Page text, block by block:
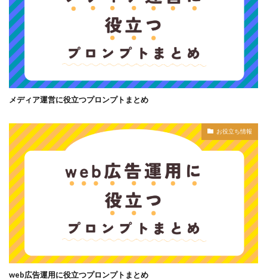
メディア運営に役立つプロンプトまとめ
お役立ち情報
web広告運用に役立つプロンプトまとめ